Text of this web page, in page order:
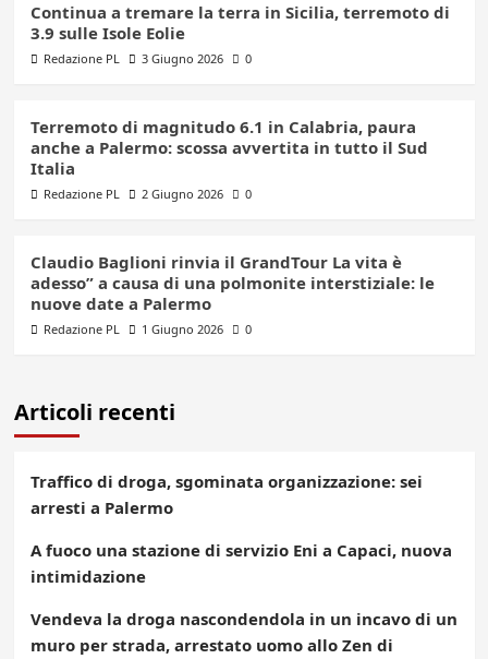
Continua a tremare la terra in Sicilia, terremoto di
3.9 sulle Isole Eolie
Redazione PL 3 Giugno 2026 0
Terremoto di magnitudo 6.1 in Calabria, paura
anche a Palermo: scossa avvertita in tutto il Sud
Italia
Redazione PL 2 Giugno 2026 0
Claudio Baglioni rinvia il GrandTour La vita è
adesso” a causa di una polmonite interstiziale: le
nuove date a Palermo
Redazione PL 1 Giugno 2026 0
Articoli recenti
Traffico di droga, sgominata organizzazione: sei
arresti a Palermo
A fuoco una stazione di servizio Eni a Capaci, nuova
intimidazione
Vendeva la droga nascondendola in un incavo di un
muro per strada, arrestato uomo allo Zen di